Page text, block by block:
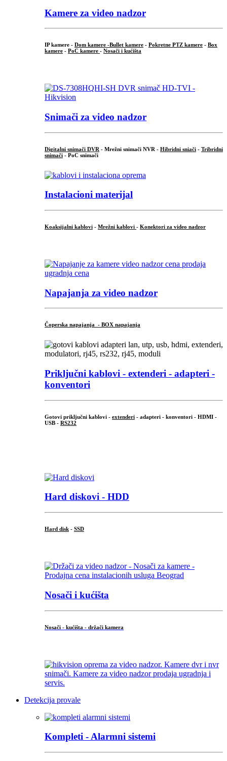
Kamere za video nadzor
IP kamere - Dom kamere -Bullet kamere - Pokretne PTZ kamere - Box
kamere - PoC kamere - Nosači i kućišta
Snimači za video nadzor
Digitalni snimači DVR - Mrežni snimači NVR - Hibridni sniači - Tribridni
snimači - PoC snimači
Instalacioni materijal
Koaksijalni kablovi - Mrežni kablovi - Konektori za video nadzor
Napajanja za video nadzor
Čoperska napajanja - BOX napajanja
Priključni kablovi - extenderi - adapteri -
konventori
Gotovi priključni kablovi - extenderi - adapteri - konventori - HDMI -
USB - RS232
Hard diskovi - HDD
Hard disk - SSD
Nosači i kućišta
Nosači - kućišta - držači kamera
Detekcija provale
Kompleti - Alarmni sistemi